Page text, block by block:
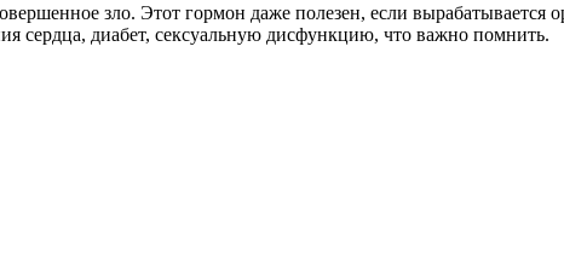
зло. Этот гормон даже полезен, если
сердца, диабет, сексуальную дисфункцию, что важно помнить.